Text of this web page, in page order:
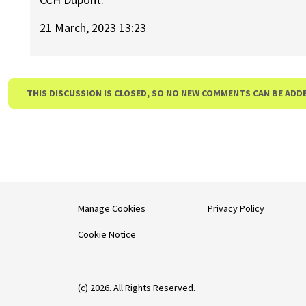
21 March, 2023 13:23
THIS DISCUSSION IS CLOSED, SO NO NEW COMMENTS CAN BE
Manage Cookies
Cookie Notice
Privacy Policy
(c) 2026. All Rights Reserved.